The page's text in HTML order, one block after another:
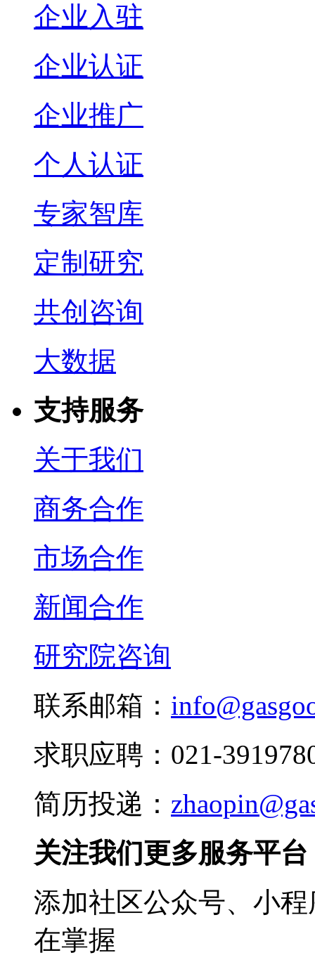
企业入驻
企业认证
企业推广
个人认证
专家智库
定制研究
共创咨询
大数据
支持服务
关于我们
商务合作
市场合作
新闻合作
研究院咨询
联系邮箱：
求职应聘：021-
简历投递：
关注我们更多服务平台
添加社区公众号、小
在掌握